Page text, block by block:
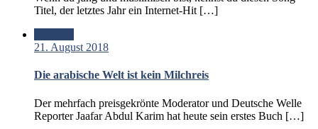
Titel, der letztes Jahr ein Internet-Hit […]
21. August 2018
Die arabische Welt ist kein Milchreis
Der mehrfach preisgekrönte Moderator und Deutsche Welle
Reporter Jaafar Abdul Karim hat heute sein erstes Buch […]